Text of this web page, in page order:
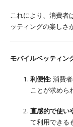
これにより、消費者
ッティングの楽しさ
モバイルベッティン
利便性: 消費
ことが求めら
直感的で使い
て利用できる